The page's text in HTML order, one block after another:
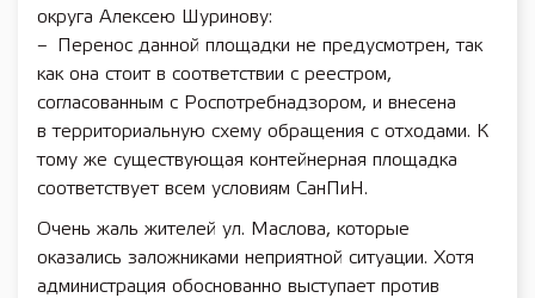
округа Алексею Шуринову:
– Перенос данной площадки не предусмотрен, так
как она стоит в соответствии с реестром,
согласованным с Роспотребнадзором, и внесена
в территориальную схему обращения с отходами. К
тому же существующая контейнерная площадка
соответствует всем условиям СанПиН.
Очень жаль жителей ул. Маслова, которые
оказались заложниками неприятной ситуации. Хотя
администрация обоснованно выступает против